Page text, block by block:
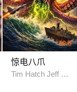
亚 克里斯·麦金
10.0
惊电八爪
Tim Hatch Jeff